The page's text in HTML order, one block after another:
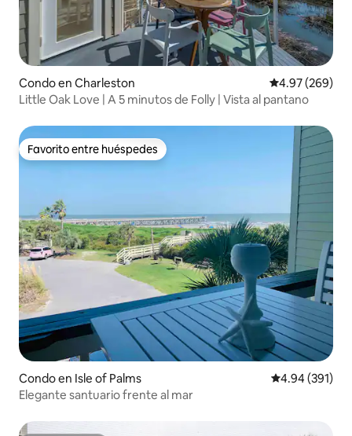
Condo en Charleston Calificación
4.97 (269)
Little Oak Love | A 5 minutos de Folly | Vista al pantano
Favorito entre huéspedes
Favorito entre huéspedes
Condo en Isle of Palms Calificación
4.94 (391)
Elegante santuario frente al mar